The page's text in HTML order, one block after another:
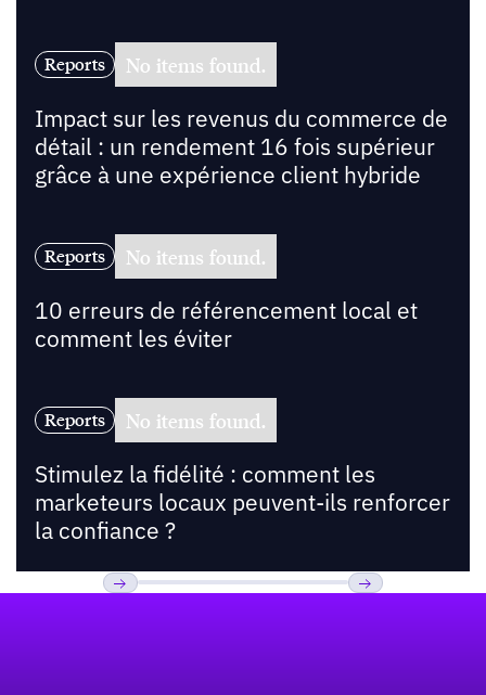
Reports No items found.
Impact sur les revenus du commerce de
détail : un rendement 16 fois supérieur
grâce à une expérience client hybride
Reports No items found.
10 erreurs de référencement local et
comment les éviter
Reports No items found.
Stimulez la fidélité : comment les
marketeurs locaux peuvent-ils renforcer
la confiance ?